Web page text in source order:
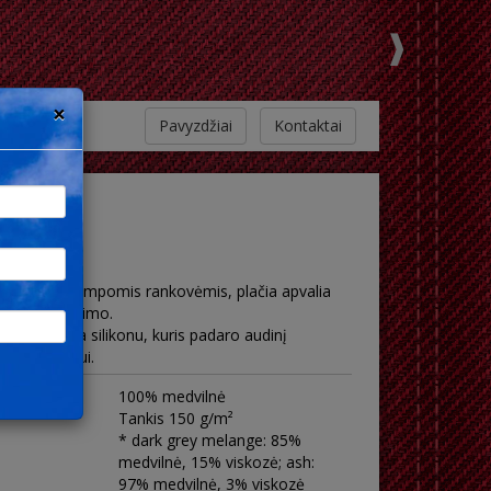
Pavyzdžiai Kontaktai
trumpomis rankovėmis, plačia apvalia
kirpimo.
apdorota silikonu, kuris padaro audinį
ir plovimui.
100% medvilnė
Tankis 150 g/m²
* dark grey melange: 85%
medvilnė, 15% viskozė; ash:
97% medvilnė, 3% viskozė
×